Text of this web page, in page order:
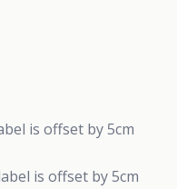
is offset by 5cm
is offset by 5cm